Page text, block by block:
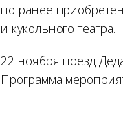
по ранее
и кукольного театра.
22 ноября поезд
Программа